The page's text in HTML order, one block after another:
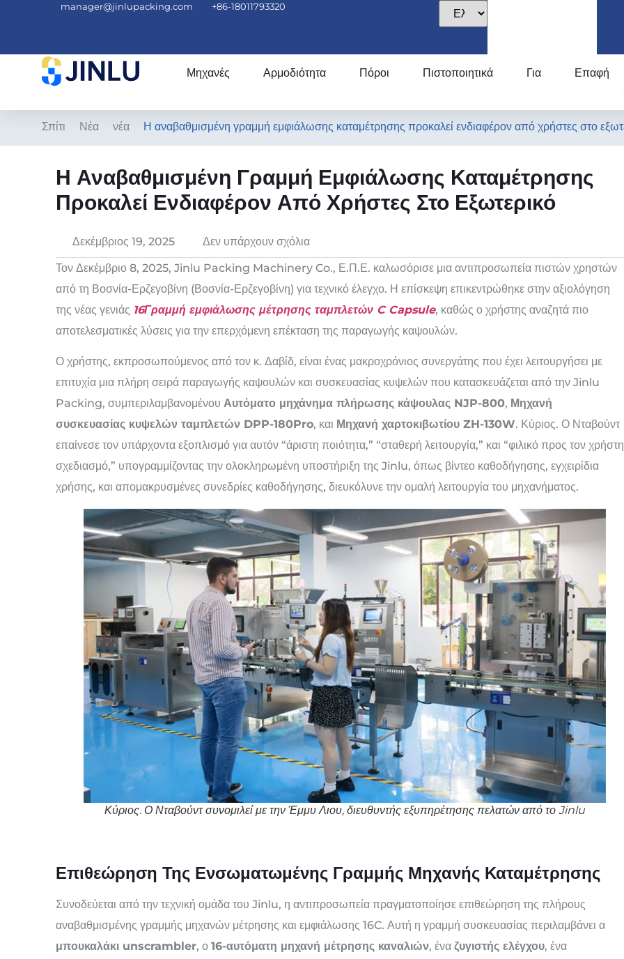
manager@jinlupacking.com +86-18011793320
Μηχανές Αρμοδιότητα Πόροι Πιστοποιητικά Για Επαφή
Σπίτι Νέα νέα Η αναβαθμισμένη γραμμή εμφιάλωσης καταμέτρησης προκαλεί ενδιαφέρον από χρήστες στο
Η Αναβαθμισμένη Γραμμή Εμφιάλωσης Καταμέτρησης
Προκαλεί Ενδιαφέρον Από Χρήστες Στο Εξωτερικό
Δεκέμβριος 19, 2025
Δεν υπάρχουν σχόλια
Τον Δεκέμβριο 8, 2025, Jinlu Packing Machinery Co., Ε.Π.Ε. καλωσόρισε μια αντιπροσωπεία πιστών χρηστών
από τη Βοσνία-Ερζεγοβίνη (Βοσνία-Ερζεγοβίνη) για τεχνικό έλεγχο. Η επίσκεψη επικεντρώθηκε στην αξιολόγηση
της νέας γενιάς 16Γραμμή εμφιάλωσης μέτρησης ταμπλετών C Capsule, καθώς ο χρήστης αναζητά πιο
αποτελεσματικές λύσεις για την επερχόμενη επέκταση της παραγωγής καψουλών.
Ο χρήστης, εκπροσωπούμενος από τον κ. Δαβίδ, είναι ένας μακροχρόνιος συνεργάτης που έχει λειτουργήσει με
επιτυχία μια πλήρη σειρά παραγωγής καψουλών και συσκευασίας κυψελών που κατασκευάζεται από την Jinlu
Packing, συμπεριλαμβανομένου Αυτόματο μηχάνημα πλήρωσης κάψουλας NJP-800, Μηχανή
συσκευασίας κυψελών ταμπλετών DPP-180Pro, και Μηχανή χαρτοκιβωτίου ZH-130W. Κύριος. Ο Νταβούντ
επαίνεσε τον υπάρχοντα εξοπλισμό για αυτόν “άριστη ποιότητα,” “σταθερή λειτουργία,” και “φιλικό προς τον χρήστη
σχεδιασμό,” υπογραμμίζοντας την ολοκληρωμένη υποστήριξη της Jinlu, όπως βίντεο καθοδήγησης, εγχειρίδια
χρήσης, και απομακρυσμένες συνεδρίες καθοδήγησης, διευκόλυνε την ομαλή λειτουργία του μηχανήματος.
Κύριος. Ο Νταβούντ συνομιλεί με την Έμμυ Λιου, διευθυντής εξυπηρέτησης πελατών από το Jinlu
Επιθεώρηση Της Ενσωματωμένης Γραμμής Μηχανής Καταμέτρησης
Συνοδεύεται από την τεχνική ομάδα του Jinlu, η αντιπροσωπεία πραγματοποίησε επιθεώρηση της πλήρους
αναβαθμισμένης γραμμής μηχανών μέτρησης και εμφιάλωσης 16C. Αυτή η γραμμή συσκευασίας περιλαμβάνει α
μπουκαλάκι unscrambler, ο 16-αυτόματη μηχανή μέτρησης καναλιών, ένα ζυγιστής ελέγχου, ένα